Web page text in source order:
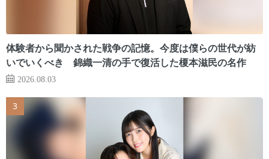
体験者から聞かされた戦争の記憶。今度は僕らの世代が紡
いでいくべき 錦織一清の手で復活した榎本滋民の名作
2026.08.03